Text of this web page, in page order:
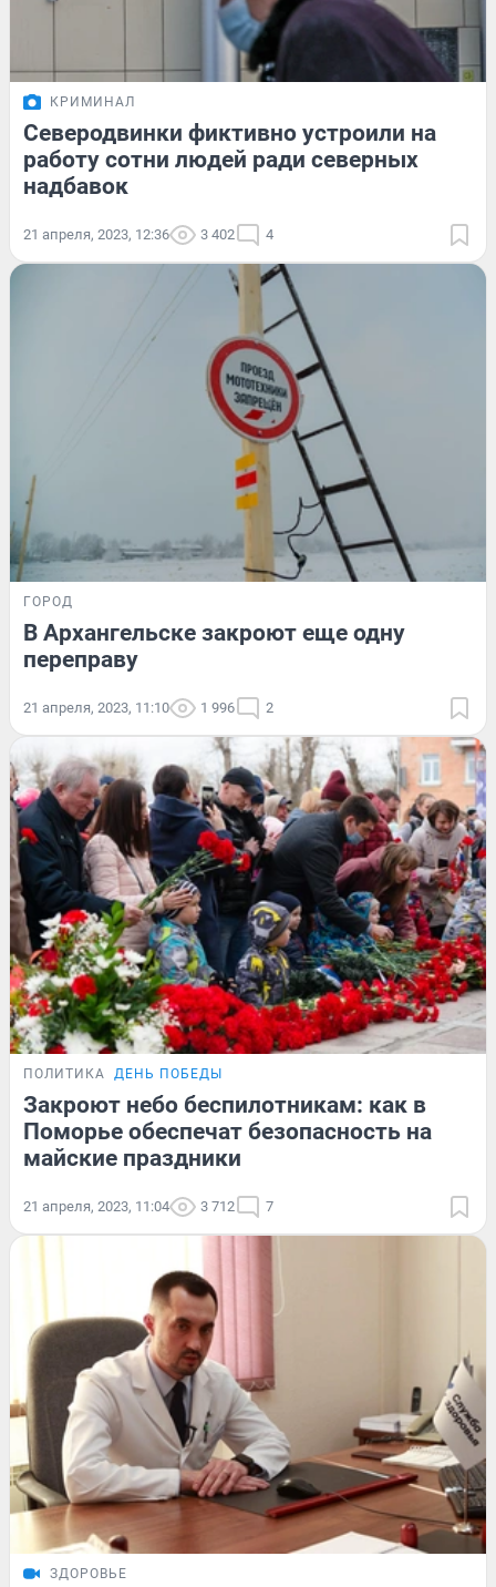
КРИМИНАЛ
Северодвинки фиктивно устроили на
работу сотни людей ради северных
надбавок
21 апреля, 2023, 12:36 3 402 4
ГОРОД
В Архангельске закроют еще одну
переправу
21 апреля, 2023, 11:10 1 996 2
ПОЛИТИКА ДЕНЬ ПОБЕДЫ
Закроют небо беспилотникам: как в
Поморье обеспечат безопасность на
майские праздники
21 апреля, 2023, 11:04 3 712 7
ЗДОРОВЬЕ